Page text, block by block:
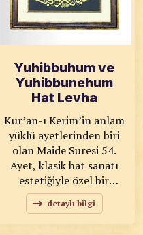
Yuhibbuhum ve
Yuhibbunehum
Hat Levha
Kur’an-ı Kerim’in anlam
yüklü ayetlerinden biri
olan Maide Suresi 54.
Ayet, klasik hat sanatı
estetiğiyle özel bir
kompozisyonda
buluşuyor. Siyah zemin
üzerine altın tonlu yazı
detaylı bilgi